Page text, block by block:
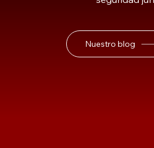
Nuestro blog